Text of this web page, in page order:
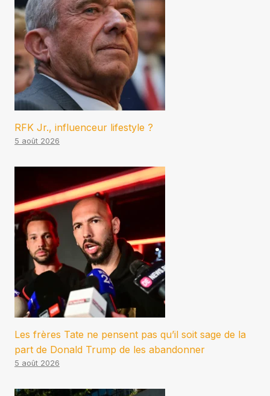
RFK Jr., influenceur lifestyle ?
5 août 2026
Les frères Tate ne pensent pas qu’il soit sage de la
part de Donald Trump de les abandonner
5 août 2026